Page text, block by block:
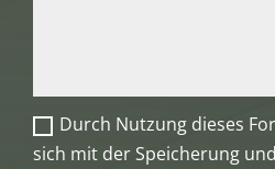
Durch Nutzung dieses
sich mit der Speicherung